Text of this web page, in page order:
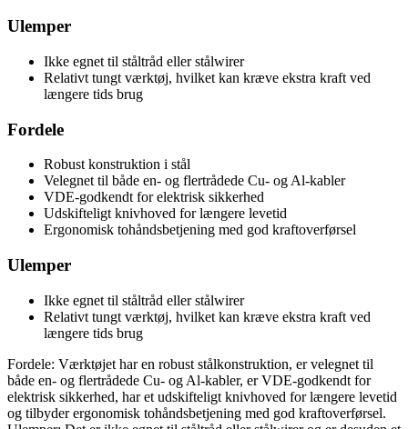
Ulemper
Ikke egnet til ståltråd eller stålwirer
Relativt tungt værktøj, hvilket kan kræve ekstra kraft ved
længere tids brug
Fordele
Robust konstruktion i stål
Velegnet til både en- og flertrådede Cu- og Al-kabler
VDE-godkendt for elektrisk sikkerhed
Udskifteligt knivhoved for længere levetid
Ergonomisk tohåndsbetjening med god kraftoverførsel
Ulemper
Ikke egnet til ståltråd eller stålwirer
Relativt tungt værktøj, hvilket kan kræve ekstra kraft ved
længere tids brug
Fordele: Værktøjet har en robust stålkonstruktion, er velegnet til
både en- og flertrådede Cu- og Al-kabler, er VDE-godkendt for
elektrisk sikkerhed, har et udskifteligt knivhoved for længere levetid
og tilbyder ergonomisk tohåndsbetjening med god kraftoverførsel.